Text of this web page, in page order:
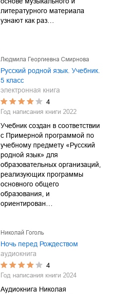
литературного материала
узнают как раз…
Людмила Георгиевна Смирнова
Русский родной язык. Учебник.
5 класс
электронная книга
4
Год написания книги 2022
Учебник создан в соответствии
с Примерной программой по
учебному предмету «Русский
родной язык» для
образовательных организаций,
реализующих программы
основного общего
образования, и
ориентирован…
Николай Гоголь
Ночь перед Рождеством
аудиокнига
4
Год написания книги 2024
Аудиокнига Николая